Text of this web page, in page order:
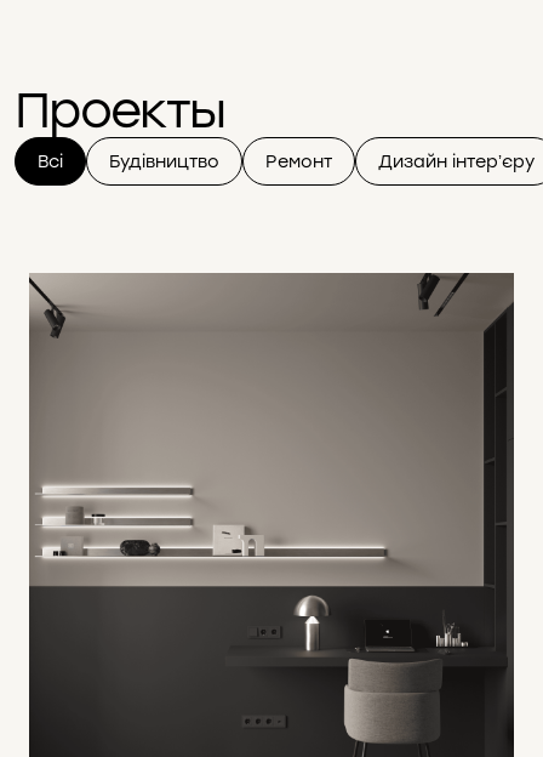
Проекты
Всі Будівництво Ремонт Дизайн інтерʼєру